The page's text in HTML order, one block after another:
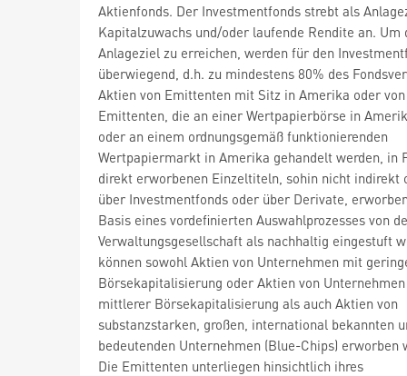
Aktienfonds. Der Investmentfonds strebt als
Kapitalzuwachs und/oder laufende Rendite an. Um
Anlageziel zu erreichen, werden für den
überwiegend, d.h. zu mindestens 80% des
Aktien von Emittenten mit Sitz in Amerika oder von
Emittenten, die an einer Wertpapierbörse in
oder an einem ordnungsgemäß funktionierenden
Wertpapiermarkt in Amerika gehandelt werden, in
direkt erworbenen Einzeltiteln, sohin nicht indirekt
über Investmentfonds oder über Derivate,
Basis eines vordefinierten Auswahlprozesses von
Verwaltungsgesellschaft als nachhaltig eingestuft
können sowohl Aktien von Unternehmen mit
Börsekapitalisierung oder Aktien von
mittlerer Börsekapitalisierung als auch Aktien von
substanzstarken, großen, international bekannten
bedeutenden Unternehmen (Blue-Chips) erworben
Die Emittenten unterliegen hinsichtlich ihres